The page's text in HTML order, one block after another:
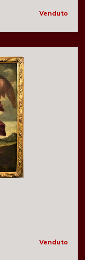
Venduto
Venduto